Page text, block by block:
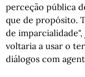
perceção pública
que de propósito.
de
voltaria a usar o
diálogos com